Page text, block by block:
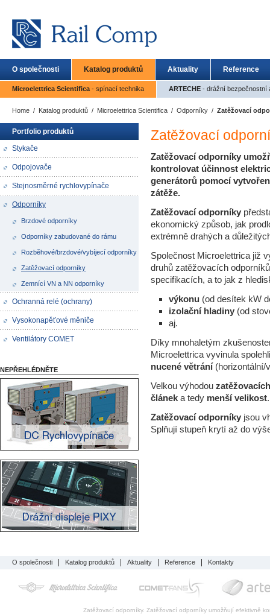
O společnosti Katalog produktů Aktuality Reference
Microelettrica Scientifica - spínací technika ARTECHE - drážní bezpečnostní
Home / Katalog produktů / Microelettrica Scientifica / Odporníky / Zatěžovací
Portfolio produktů
Stykače
Odpojovače
Stejnosměrné rychlovypínače
Odporníky
Brzdové odporníky
Odporníky zabudované do rámu
Rozběhové/brzdové/vybíjecí odporníky
Zatěžovací odporníky
Zemnící VN a NN odporníky
Ochranná relé (ochrany)
Vysokonapěťové měniče
Ventilátory COMET
NEPŘEHLÉDNĚTE
Zatěžovací
Zatěžovací odporníky
kontrolovat účinnost
generátorů pomocí
zátěže.
Zatěžovací odporníky
ekonomický způsob, jak
extrémně drahých a
Společnost Microelettrica již
druhů zatěžovacích
specifikacích, a to jak z
výkonu (od desítek kW
izolační hladiny (od
aj.
Díky mnohaletým
Microelettrica vyvinula
nucené větrání(horizontální/
Velkou výhodou
článek a tedy menší velikost.
Zatěžovací odporníky jsou
Splňují stupeň krytí až do
O společnosti Katalog produktů Aktuality Reference Kontakty
Zatěžovací odporníky. Zatěžovací odporníky umožňují efektivně